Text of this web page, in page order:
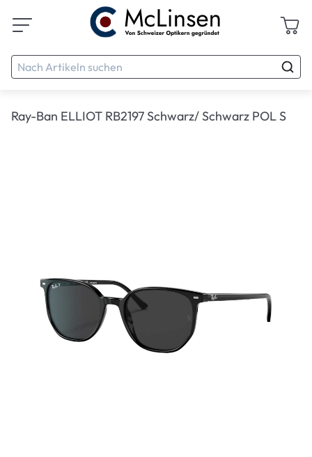
Ray-Ban ELLIOT RB2197 Schwarz/ Schwarz POL S